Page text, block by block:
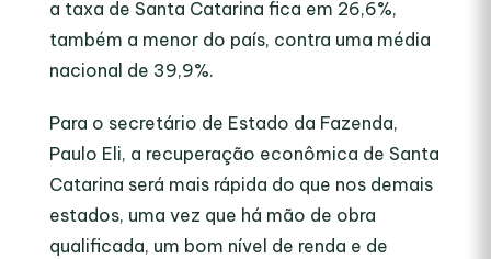
a taxa de Santa Catarina fica em 26,6%,
também a menor do país, contra uma média
nacional de 39,9%.
Para o secretário de Estado da Fazenda,
Paulo Eli, a recuperação econômica de Santa
Catarina será mais rápida do que nos demais
estados, uma vez que há mão de obra
qualificada, um bom nível de renda e de